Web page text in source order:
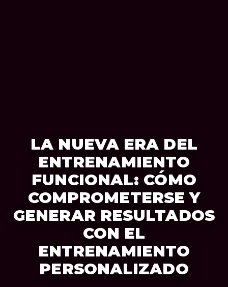
LA NUEVA ERA DEL
ENTRENAMIENTO
FUNCIONAL: CÓMO
COMPROMETERSE Y
GENERAR RESULTADOS
CON EL
ENTRENAMIENTO
PERSONALIZADO